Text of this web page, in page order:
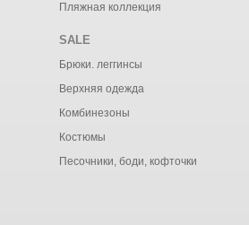
Пляжная коллекция
SALE
Брюки. леггинсы
Верхняя одежда
Комбинезоны
Костюмы
Песочники, боди, кофточки